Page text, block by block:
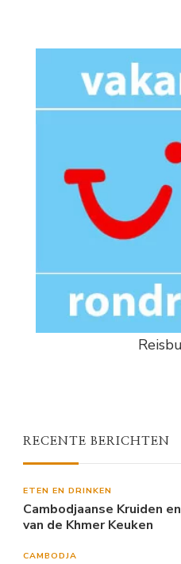
RECENTE BERICHTEN
ETEN EN DRINKEN
Cambodjaanse Kruiden
van de Khmer Keuken
CAMBODJA